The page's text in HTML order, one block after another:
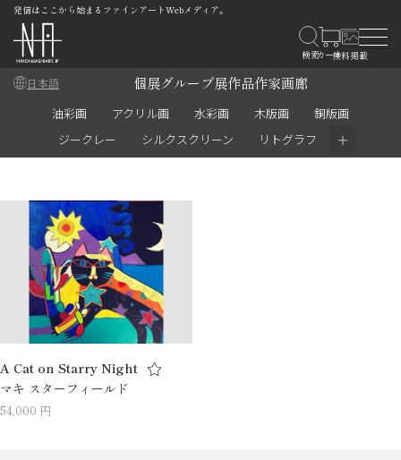
発信はここから始まるファインアートWebメディア。
日本語 個展グループ展作品作家画廊
油彩画 アクリル画 水彩画 木版画
銅版画
ジークレー
シルクスクリーン リトグラフ ＋
A Cat on Starry Night
マキ スターフィールド
54,000 円